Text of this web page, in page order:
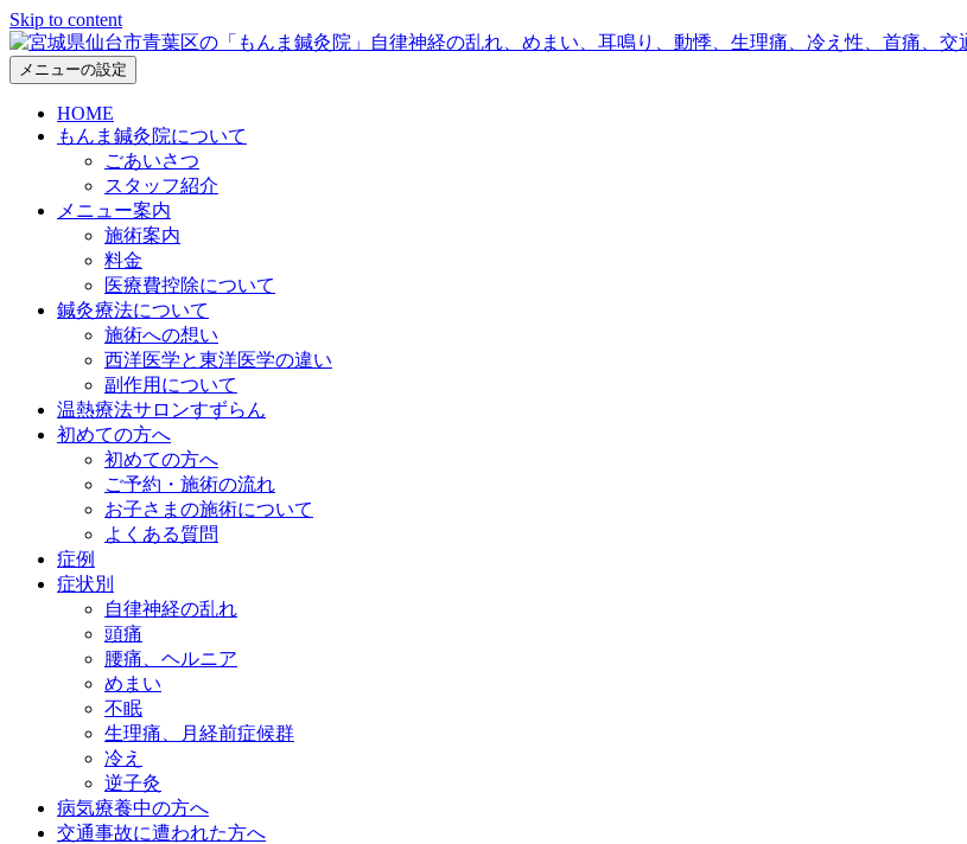
Skip to content
メニューの設定
HOME
もんま鍼灸院について
ごあいさつ
スタッフ紹介
メニュー案内
施術案内
料金
医療費控除について
鍼灸療法について
施術への想い
西洋医学と東洋医学の違い
副作用について
温熱療法サロンすずらん
初めての方へ
初めての方へ
ご予約・施術の流れ
お子さまの施術について
よくある質問
症例
症状別
自律神経の乱れ
頭痛
腰痛、ヘルニア
めまい
不眠
生理痛、月経前症候群
冷え
逆子灸
病気療養中の方へ
交通事故に遭われた方へ